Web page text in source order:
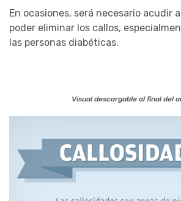
En ocasiones, será necesario acudir
poder eliminar los callos,
las personas diabéticas.
Visual descargable al final del